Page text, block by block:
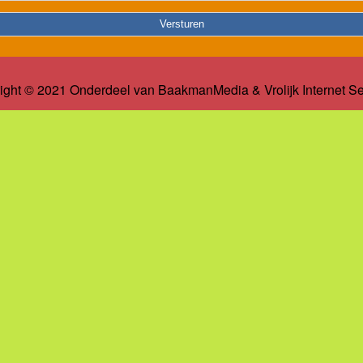
© 2021 Onderdeel van BaakmanMedia& Vrolijk Internet